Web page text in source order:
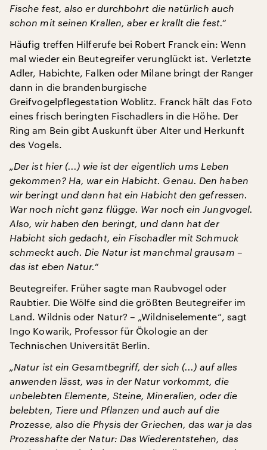
Fische fest, also er durchbohrt die natürlich auch
schon mit seinen Krallen, aber er krallt die fest.“
Häufig treffen Hilferufe bei Robert Franck ein: Wenn
mal wieder ein Beutegreifer verunglückt ist. Verletzte
Adler, Habichte, Falken oder Milane bringt der Ranger
dann in die brandenburgische
Greifvogelpflegestation Woblitz. Franck hält das Foto
eines frisch beringten Fischadlers in die Höhe. Der
Ring am Bein gibt Auskunft über Alter und Herkunft
des Vogels.
„Der ist hier (...) wie ist der eigentlich ums Leben
gekommen? Ha, war ein Habicht. Genau. Den haben
wir beringt und dann hat ein Habicht den gefressen.
War noch nicht ganz flügge. War noch ein Jungvogel.
Also, wir haben den beringt, und dann hat der
Habicht sich gedacht, ein Fischadler mit Schmuck
schmeckt auch. Die Natur ist manchmal grausam –
das ist eben Natur.“
Beutegreifer. Früher sagte man Raubvogel oder
Raubtier. Die Wölfe sind die größten Beutegreifer im
Land. Wildnis oder Natur? – „Wildniselemente“, sagt
Ingo Kowarik, Professor für Ökologie an der
Technischen Universität Berlin.
„Natur ist ein Gesamtbegriff, der sich (...) auf alles
anwenden lässt, was in der Natur vorkommt, die
unbelebten Elemente, Steine, Mineralien, oder die
belebten, Tiere und Pflanzen und auch auf die
Prozesse, also die Physis der Griechen, das war ja das
Prozesshafte der Natur: Das Wiederentstehen, das